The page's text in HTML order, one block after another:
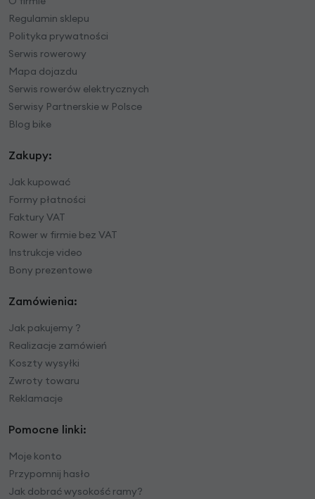
Regulamin sklepu
Polityka prywatności
Serwis rowerowy
Mapa dojazdu
Serwis rowerów elektrycznych
Serwisy Partnerskie w Polsce
Blog bike
Zakupy:
Jak kupować
Formy płatności
Faktury VAT
Rower w firmie bez VAT
Instrukcje video
Bony prezentowe
Zamówienia:
Jak pakujemy ?
Realizacje zamówień
Koszty wysyłki
Zwroty towaru
Reklamacje
Pomocne linki:
Moje konto
Przypomnij hasło
Jak dobrać wysokość ramy?